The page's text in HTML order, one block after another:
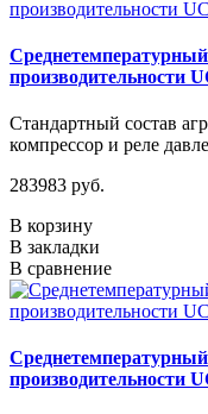
производительности
Стандартный состав
компрессор и реле
283983 руб.
В корзину
В закладки
В сравнение
производительности